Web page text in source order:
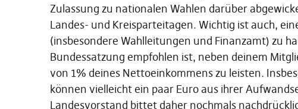
Zulassung zu nationalen Wahlen darüber
Landes- und Kreisparteitagen. Wichtig ist auch,
(insbesondere Wahlleitungen und Finanzamt) zu
Bundessatzung empfohlen ist, neben deinem
von 1% deines Nettoeinkommens zu leisten.
können vielleicht ein paar Euro aus ihrer
Landesvorstand bittet daher nochmals